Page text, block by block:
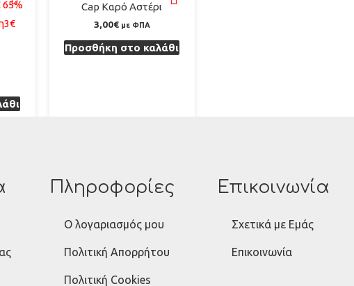
Cap Καρό Αστέρι
3,00€ με ΦΠΑ
Προσθήκη στο καλάθι
Πληροφορίες
Ο λογαριασμός μου
Πολιτική Απορρήτου
Πολιτική Cookies
Επικοινωνία
Σχετικά με Εμάς
Επικοινωνία